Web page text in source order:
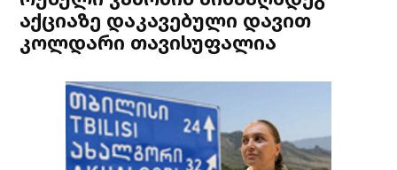
აქციაზე დაკავებული დავით
კოლდარი თავისუფალია